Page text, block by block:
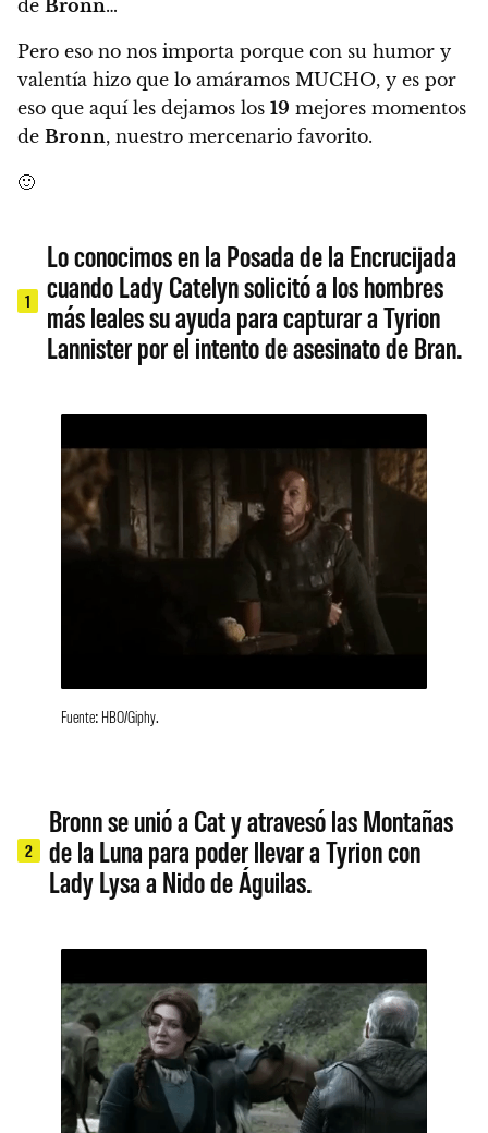
de Bronn…
Pero eso no nos importa porque con su humor y
valentía hizo que lo amáramos MUCHO, y es por
eso que aquí les dejamos los 19 mejores momentos
de Bronn, nuestro mercenario favorito.
🙂
1
Lo conocimos en la Posada de la Encrucijada
cuando Lady Catelyn solicitó a los hombres
más leales su ayuda para capturar a Tyrion
Lannister por el intento de asesinato de Bran.
Fuente: HBO/Giphy.
2
Bronn se unió a Cat y atravesó las Montañas
de la Luna para poder llevar a Tyrion con
Lady Lysa a Nido de Águilas.